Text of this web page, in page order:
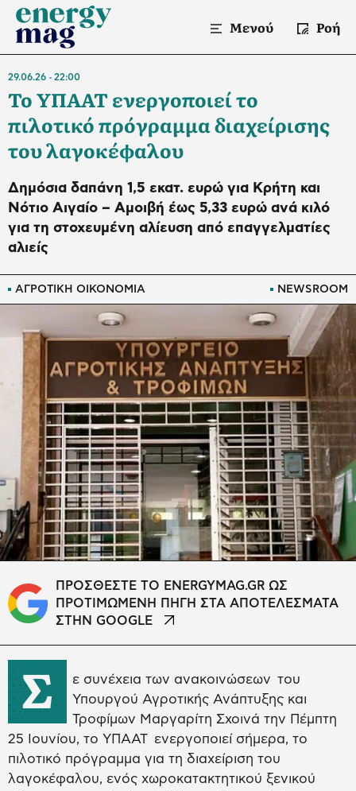
Μενού Ροή
ΑΓΡΟΤΙΚΗ ΟΙΚΟΝΟΜΙΑ NEWSROOM
29.06.26 22:00
Το ΥΠΑΑΤ ενεργοποιεί το
πιλοτικό πρόγραμμα διαχείρισης
του λαγοκέφαλου
Δημόσια δαπάνη 1,5 εκατ. ευρώ για Κρήτη και
Νότιο Αιγαίο – Αμοιβή έως 5,33 ευρώ ανά κιλό
για τη στοχευμένη αλίευση από επαγγελματίες
αλιείς
ΠΡΟΣΘΕΣΤΕ ΤΟ ENERGYMAG.GR ΩΣ
ΠΡΟΤΙΜΩΜΕΝΗ ΠΗΓΗ ΣΤΑ ΑΠΟΤΕΛΕΣΜΑΤΑ
ΣΤΗΝ GOOGLE
Σ
ε συνέχεια των ανακοινώσεων του
Υπουργού Αγροτικής Ανάπτυξης και
Τροφίμων Μαργαρίτη Σχοινά την Πέμπτη
25 Ιουνίου, το ΥΠΑΑΤ ενεργοποιεί σήμερα, το
πιλοτικό πρόγραμμα για τη διαχείριση του
λαγοκέφαλου, ενός χωροκατακτητικού ξενικού